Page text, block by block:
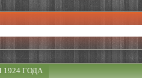
1924 ГОДА